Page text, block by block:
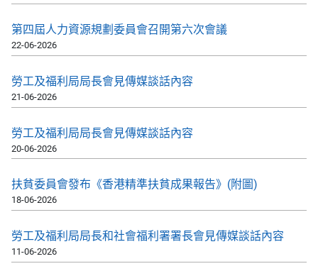
第四屆人力資源規劃委員會召開第六次會議
22-06-2026
勞工及福利局局長會見傳媒談話內容
21-06-2026
勞工及福利局局長會見傳媒談話內容
20-06-2026
扶貧委員會發布《香港精準扶貧成果報告》(附圖)
18-06-2026
勞工及福利局局長和社會福利署署長會見傳媒談話內容
11-06-2026